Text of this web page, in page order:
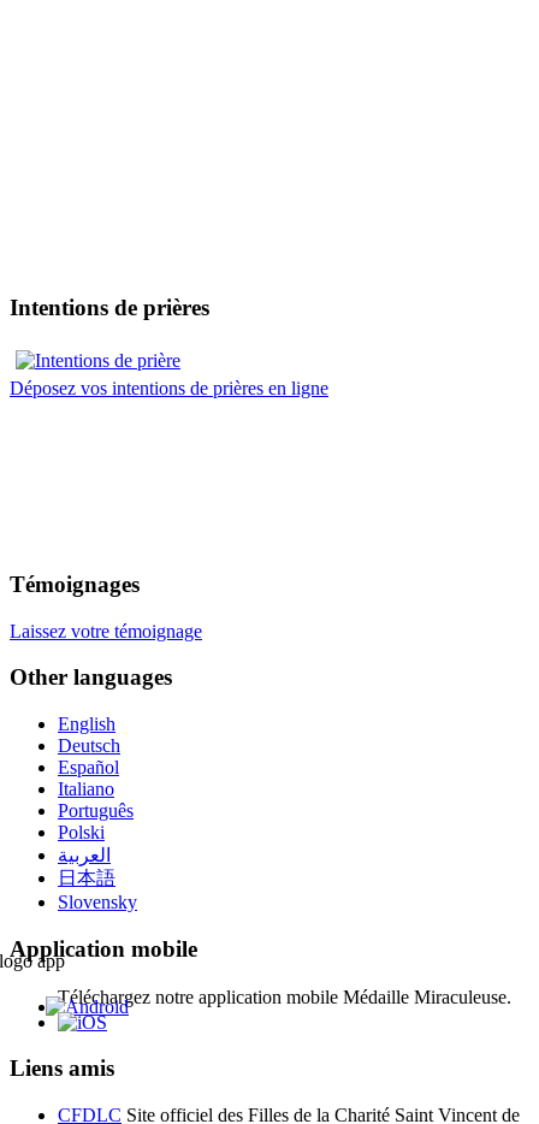
Intentions de prières
Déposez vos intentions de prières en ligne
Témoignages
Laissez votre témoignage
Other languages
English
Deutsch
Español
Italiano
Português
Polski
العربية
日本語
Slovensky
Application mobile
Téléchargez notre application mobile Médaille Miraculeuse.
Liens amis
CFDLC Site officiel des Filles de la Charité Saint Vincent de